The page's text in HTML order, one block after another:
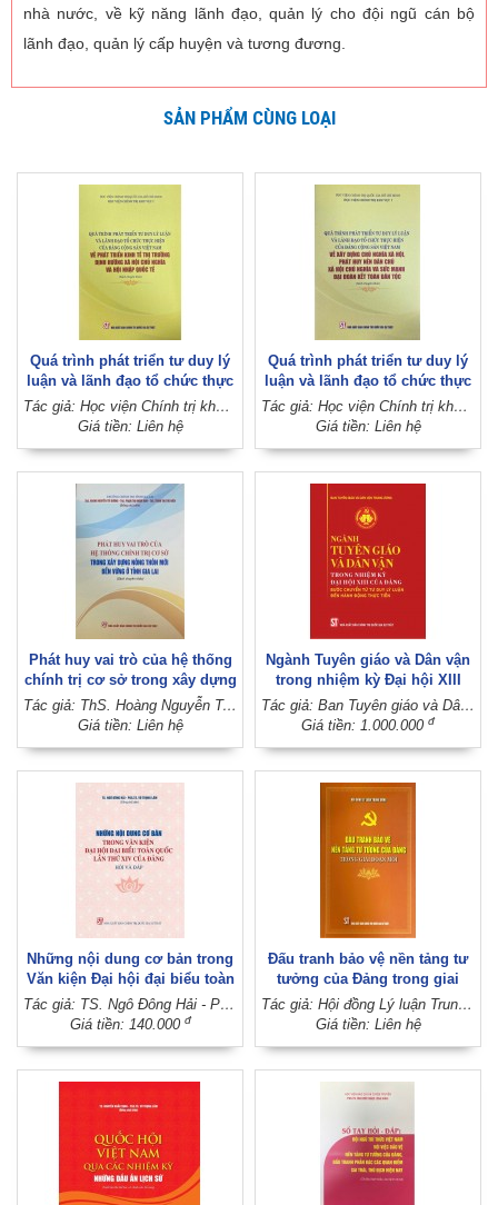
nhà nước, về kỹ năng lãnh đạo, quản lý cho đội ngũ cán bộ
lãnh đạo, quản lý cấp huyện và tương đương.
SẢN PHẨM CÙNG LOẠI
Quá trình phát triển tư duy lý
luận và lãnh đạo tổ chức thực
hiện của Đảng Cộng sản Việt
Nam về phát triển kinh tế thị
(Sách chuyên khảo)
Tác giả: Học viện Chính trị khu vực I (Học viện Chính trị quốc gia Hồ Chí Minh)
Giá tiền: Liên hệ
Quá trình phát triển tư duy lý
luận và lãnh đạo tổ chức thực
hiện của Đảng Cộng sản Việt
Nam về xây dựng chủ nghĩa xã
đại đoàn kết toàn dân tộc
(Sách chuyên khảo)
Tác giả: Học viện Chính trị khu vực I (Học viện Chính trị quốc gia Hồ Chí Minh)
Giá tiền: Liên hệ
Phát huy vai trò của hệ thống
chính trị cơ sở trong xây dựng
nông thôn mới bền vững ở
tỉnh Gia Lai (Sách chuyên
Tác giả: ThS. Hoàng Nguyễn Trí Dương - ThS. Phạm Thị Nhâm Anh - ThS. Trịnh Thị Thu Hiền (Đồng chủ biên)
Giá tiền: Liên hệ
Ngành Tuyên giáo và Dân vận
trong nhiệm kỳ Đại hội XIII
của Đảng: Bước chuyển từ tư
duy lý luận đến hành động
Tác giả: Ban Tuyên giáo và Dân vận Trung ương
Giá tiền: 1.000.000 đ
Những nội dung cơ bản trong
Văn kiện Đại hội đại biểu toàn
quốc lần thứ XIV của Đảng -
Hỏi và đáp
Tác giả: TS. Ngô Đông Hải - PGS.TS. Vũ Trọng Lâm (Đồng chủ biên)
Giá tiền: 140.000 đ
Đấu tranh bảo vệ nền tảng tư
tưởng của Đảng trong giai
đoạn mới
Tác giả: Hội đồng Lý luận Trung ương
Giá tiền: Liên hệ